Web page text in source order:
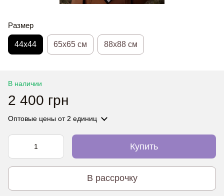
Размер
44х44 65x65 см 88x88 см
В наличии
2 400 грн
Оптовые цены от 2 единиц
Купить
В рассрочку